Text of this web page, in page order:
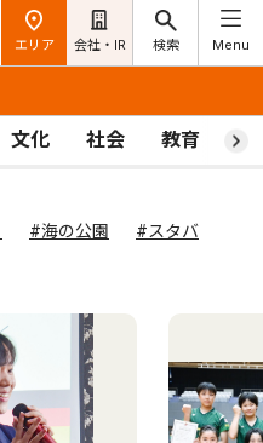
エリア 会社・IR 検索 Menu
文化 社会 教育 ス
#海の公園 #スタバ